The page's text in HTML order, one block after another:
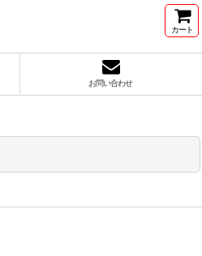
カート
お問い合わせ